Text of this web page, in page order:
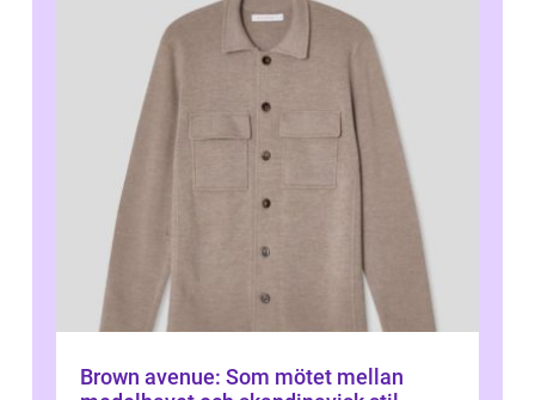
Brown avenue: Som mötet mellan